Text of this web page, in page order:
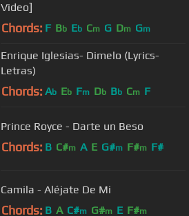
Video]
Chords: F Bb Eb Cm G Dm Gm
Enrique Iglesias- Dimelo (Lyrics-
Letras)
Chords: Ab Eb Fm Db Bb Cm F
Prince Royce - Darte un Beso
Chords: B C#m A E G#m F#m F#
Camila - Aléjate De Mi
Chords: B A C#m G#m E F#m